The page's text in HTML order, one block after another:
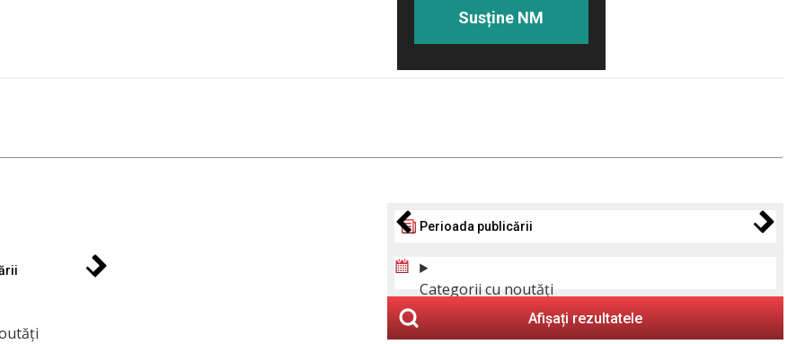
Susține NM
Perioada publicării
Categorii cu noutăți
Afișați rezultatele